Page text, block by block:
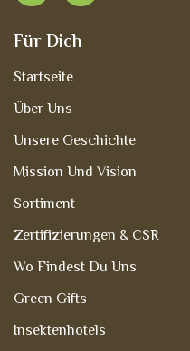
Für Dich
Startseite
Über Uns
Unsere Geschichte
Mission Und Vision
Sortiment
Zertifizierungen & CSR
Wo Findest Du Uns
Green Gifts
Insektenhotels